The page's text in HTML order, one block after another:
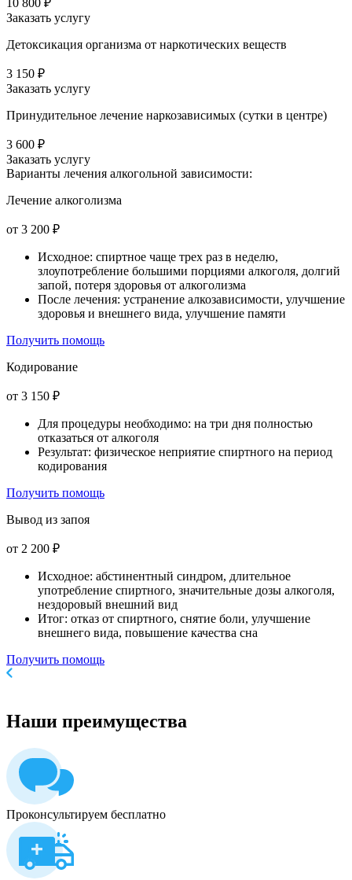
10 800 ₽
Заказать услугу
Детоксикация организма от наркотических веществ
3 150 ₽
Заказать услугу
Принудительное лечение наркозависимых (сутки в центре)
3 600 ₽
Заказать услугу
Варианты лечения алкогольной зависимости:
Лечение алкоголизма
от 3 200 ₽
Исходное: спиртное чаще трех раз в неделю,
злоупотребление большими порциями алкоголя, долгий
запой, потеря здоровья от алкоголизма
После лечения: устранение алкозависимости, улучшение
здоровья и внешнего вида, улучшение памяти
Получить помощь
Кодирование
от 3 150 ₽
Для процедуры необходимо: на три дня полностью
отказаться от алкоголя
Результат: физическое неприятие спиртного на период
кодирования
Получить помощь
Вывод из запоя
от 2 200 ₽
Исходное: абстинентный синдром, длительное
употребление спиртного, значительные дозы алкоголя,
нездоровый внешний вид
Итог: отказ от спиртного, снятие боли, улучшение
внешнего вида, повышение качества сна
Получить помощь
Наши преимущества
Проконсультируем бесплатно